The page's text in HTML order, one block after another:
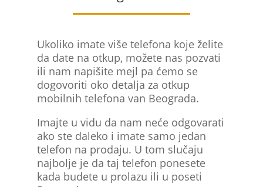
Ukoliko imate više telefona koje želite
da date na otkup, možete nas pozvati
ili nam napišite mejl pa ćemo se
dogovoriti oko detalja za otkup
mobilnih telefona van Beograda.
Imajte u vidu da nam neće odgovarati
ako ste daleko i imate samo jedan
telefon na prodaju. U tom slučaju
najbolje je da taj telefon ponesete
kada budete u prolazu ili u poseti